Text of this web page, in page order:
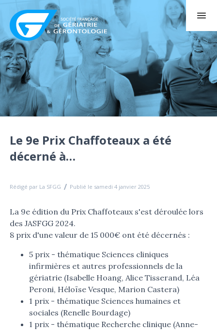
Le 9e Prix Chaffoteaux a été
décerné à…
Rédigé par La SFGG Publié le samedi 4 janvier 2025
La 9e édition du Prix Chaffoteaux s'est déroulée lors
des JASFGG 2024.
8 prix d'une valeur de 15 000€ ont été décernés :
5 prix - thématique Sciences cliniques
infirmières et autres professionnels de la
gériatrie (Isabelle Hoang, Alice Tisserand, Léa
Peroni, Héloïse Vesque, Marion Castera)
1 prix - thématique Sciences humaines et
sociales (Renelle Bourdage)
1 prix - thématique Recherche clinique (Anne-